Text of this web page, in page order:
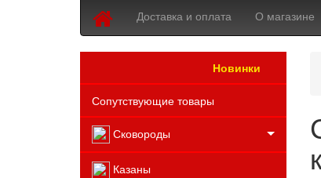
Доставка и оплата О магазине
Новинки
Сопутствующие товары
Сковороды
Казаны